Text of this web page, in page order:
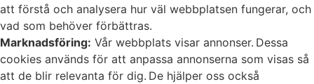
att förstå och analysera hur väl webbplatsen fungerar, och
vad som behöver förbättras.
Marknadsföring: Vår webbplats visar annonser. Dessa
cookies används för att anpassa annonserna som visas så
att de blir relevanta för dig. De hjälper oss också